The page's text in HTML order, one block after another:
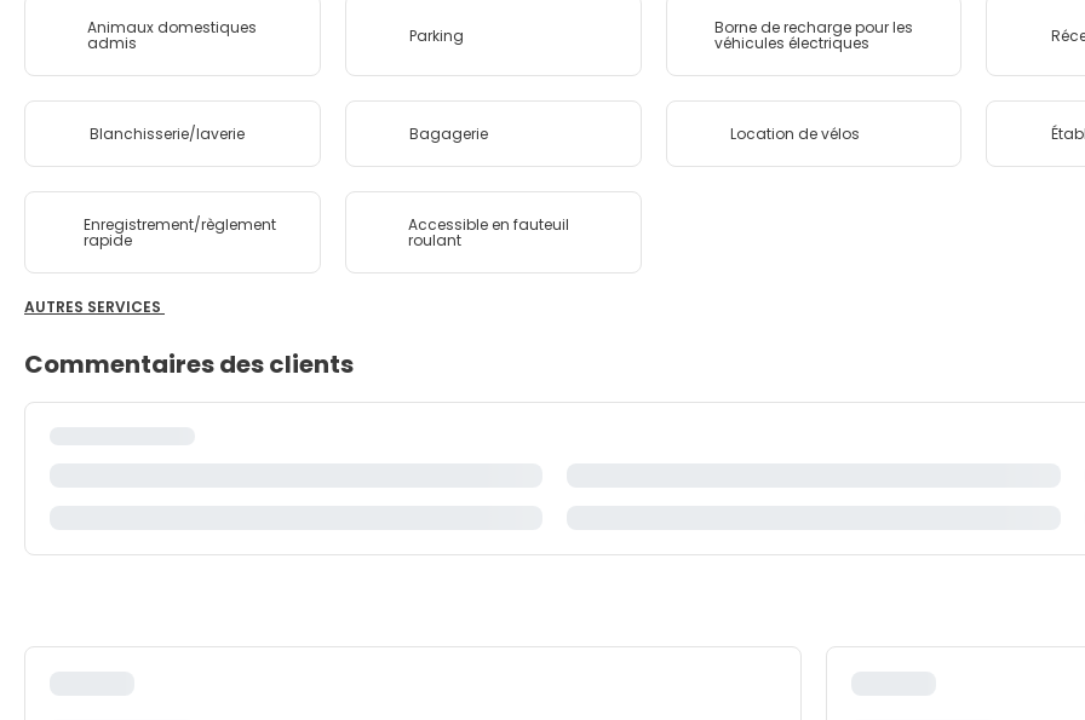
Animaux domestiques
admis Parking Borne de recharge pour les
véhicules électriques
Blanchisserie/laverie Bagagerie Location de vélos
Enregistrement/règlement
rapide
Accessible en fauteuil
roulant
AUTRES SERVICES
Commentaires des clients